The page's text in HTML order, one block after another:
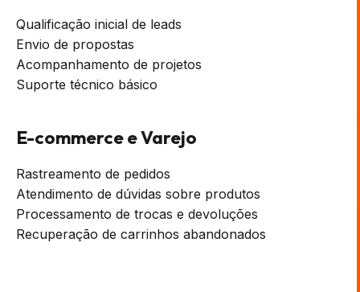
Qualificação inicial de leads
Envio de propostas
Acompanhamento de projetos
Suporte técnico básico
E-commerce e Varejo
Rastreamento de pedidos
Atendimento de dúvidas sobre produtos
Processamento de trocas e devoluções
Recuperação de carrinhos abandonados